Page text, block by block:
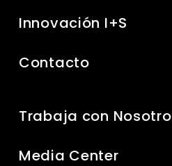
Innovación I+S
Contacto
Trabaja con
Media Center